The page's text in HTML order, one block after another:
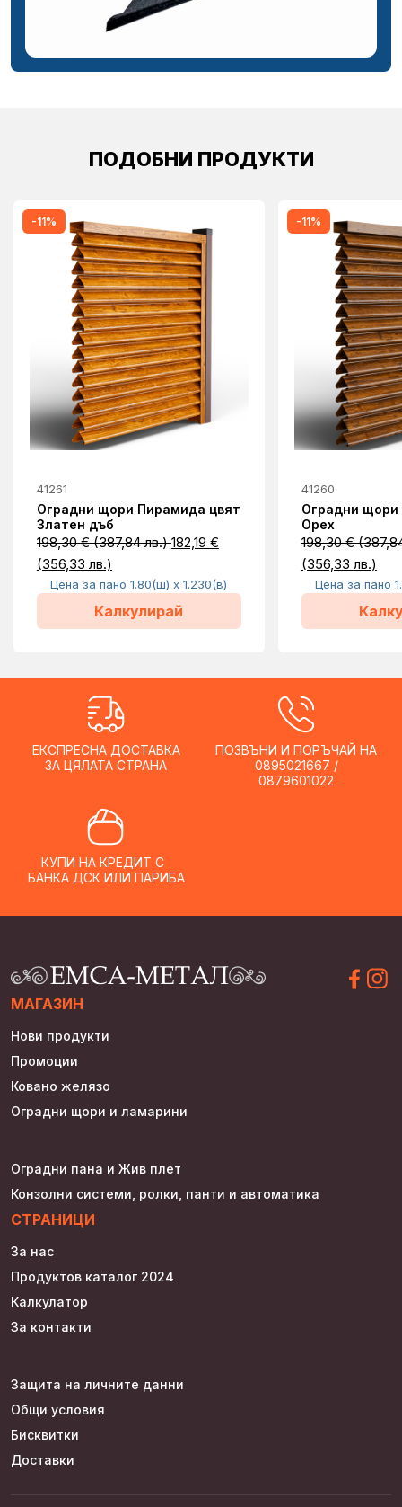
ПОДОБНИ ПРОДУКТИ
-11%
41261
Оградни щори Пирамида цвят
Златен дъб
198,30€(387,84 лв.)182,19 €
(356,33 лв.)
Цена за пано 1.80(ш) x 1.230(в)
Калкулирай
-11%
41260
Оградни
Орех
198,30€
(356,33 лв.)
Цена за пано
ЕКСПРЕСНА ДОСТАВКА
ЗА ЦЯЛАТА СТРАНА
ПОЗВЪНИ И ПОРЪЧАЙ НА
0895021667 /
0879601022
КУПИ НА КРЕДИТ С
БАНКА ДСК ИЛИ ПАРИБА
МАГАЗИН
Нови продукти
Промоции
Ковано желязо
Оградни щори и ламарини
Оградни пана и Жив плет
Конзолни системи, ролки, панти и автоматика
СТРАНИЦИ
За нас
Продуктов каталог 2024
Калкулатор
За контакти
Защита на личните данни
Общи условия
Бисквитки
Доставки